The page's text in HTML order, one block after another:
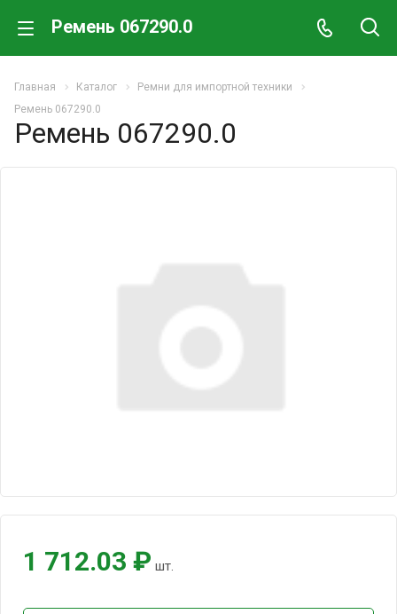
Ремень 067290.0
Главная Каталог
Ремни для импортной техники
Ремень 067290.0
Ремень 067290.0
1 712.03 ₽ шт.